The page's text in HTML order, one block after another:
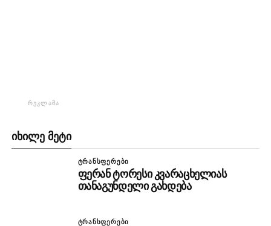
ᲠᲔᲙᲚᲐᲛᲐ
ᲘᲮᲘᲚᲔ ᲛᲔᲢᲘ
ᲢᲠᲐᲜᲡᲤᲔᲠᲔᲑᲘ
ფერან ტორესი კვარაცხელიას
თანაგუნდელი გახდება
ᲢᲠᲐᲜᲡᲤᲔᲠᲔᲑᲘ